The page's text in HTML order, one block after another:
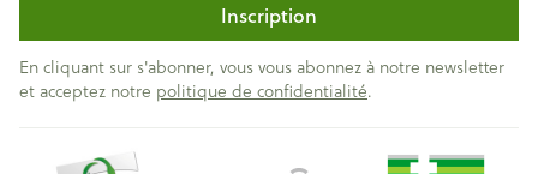
Inscription
En cliquant sur s'abonner, vous vous abonnez à notre newsletter
et acceptez notre politique de confidentialité.